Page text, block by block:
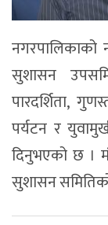
नगरपालिकाको
सुशासन
पारदर्शिता,
पर्यटन र
दिनुभएको छ ।
सुशासन